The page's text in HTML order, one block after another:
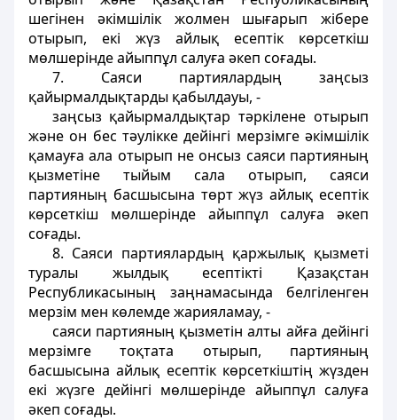
шегiнен әкiмшiлiк жолмен шығарып жiбере
отырып, екi жүз айлық есептiк көрсеткiш
мөлшерiнде айыппұл салуға әкеп соғады.
7. Саяси партиялардың заңсыз
қайырмалдықтарды қабылдауы, -
заңсыз қайырмалдықтар тәркiлене отырып
және он бес тәулiкке дейiнгi мерзiмге әкiмшiлiк
қамауға ала отырып не онсыз саяси партияның
қызметiне тыйым сала отырып, саяси
партияның басшысына төрт жүз айлық есептiк
көрсеткiш мөлшерiнде айыппұл салуға әкеп
соғады.
8. Саяси партиялардың қаржылық қызметi
туралы жылдық есептіктi Қазақстан
Республикасының заңнамасында белгiленген
мерзiм мен көлемде жарияламау, -
саяси партияның қызметiн алты айға дейінгі
мерзiмге тоқтата отырып, партияның
басшысына айлық eceптiк көрсеткiштiң жүзден
екi жүзге дейiнгi мөлшерiнде айыппұл салуға
әкеп соғады.